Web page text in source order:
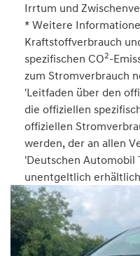
Irrtum und
* Weitere
Kraftstoffverbrauch
spezifischen CO2-
zum Stromverbrauch
'Leitfaden über den
die offiziellen
offiziellen
werden, der an allen
'Deutschen Automobil
unentgeltlich